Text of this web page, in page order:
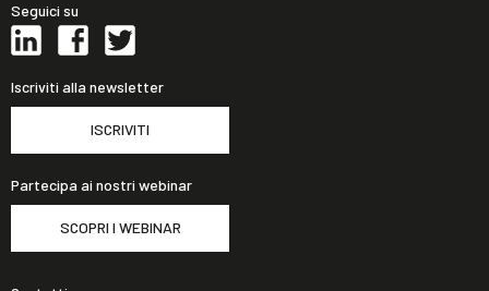
Seguici su
Iscriviti alla newsletter
ISCRIVITI
Partecipa ai nostri webinar
SCOPRI I WEBINAR